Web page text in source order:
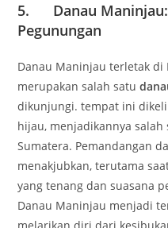
5. Danau Maninjau:
Pegunungan
Danau Maninjau terletak di
merupakan salah satu
dikunjungi. tempat ini
hijau, menjadikannya
Sumatera. Pemandangan
menakjubkan, terutama
yang tenang dan suasana
Danau Maninjau menjadi